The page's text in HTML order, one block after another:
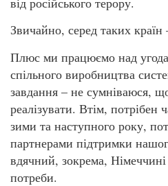
Звичайно, серед таких
Плюс ми працюємо над
спільного виробництва
завдання – не сумніваюся,
реалізувати. Втім, потрібен
зими та наступного року,
партнерами підтримки
вдячний, зокрема, Німеччині
потреби.